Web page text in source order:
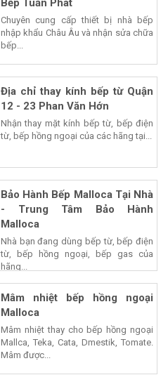
Bếp Tuấn Phát
Chuyên cung cấp thiết bị nhà bếp
nhập khẩu Châu Âu và nhận sửa chữa
bếp...
Địa chỉ thay kính bếp từ Quận
12 - 23 Phan Văn Hớn
Nhận thay mặt kính bếp từ, bếp điện
từ, bếp hồng ngoại của các hãng tại...
Bảo Hành Bếp Malloca Tại Nhà
- Trung Tâm Bảo Hành
Malloca
Nhà bạn đang dùng bếp từ, bếp điện
từ, bếp hồng ngoại, bếp gas của
hãng...
Mâm nhiệt bếp hồng ngoại
Malloca
Mâm nhiệt thay cho bếp hồng ngoại
Mallca, Teka, Cata, Dmestik, Tomate.
Mâm được...